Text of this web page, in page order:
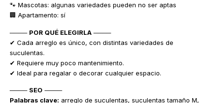
🐾 Mascotas: algunas variedades pueden no ser aptas
🏢 Apartamento: sí
──── POR QUÉ ELEGIRLA────
✔ Cada arreglo es único, con distintas variedades de
suculentas.
✔ Requiere muy poco mantenimiento.
✔ Ideal para regalar o decorar cualquier espacio.
──── SEO ────
Palabras clave: arreglo de suculentas, suculentas tamaño M,